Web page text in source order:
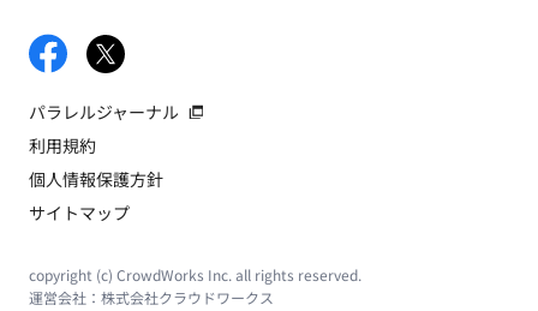
パラレルジャーナル
利用規約
個人情報保護方針
サイトマップ
copyright (c) CrowdWorks Inc. all rights reserved.
運営会社： 株式会社クラウドワークス